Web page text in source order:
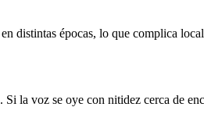
distintas épocas, lo que complica
la voz se oye con nitidez cerca de